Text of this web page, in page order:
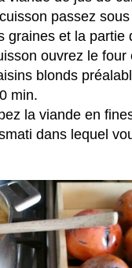
passez
graines et la partie
ouvrez le
blonds
min.
la viande en
dans lequel